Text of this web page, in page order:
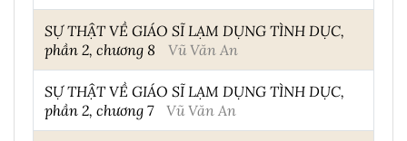
SỰ THẬT VỀ GIÁO SĨ LẠM DỤNG TÌNH DỤC,
phần 2, chương 8
Vũ Văn An
SỰ THẬT VỀ GIÁO SĨ LẠM DỤNG TÌNH DỤC,
phần 2, chương 7
Vũ Văn An